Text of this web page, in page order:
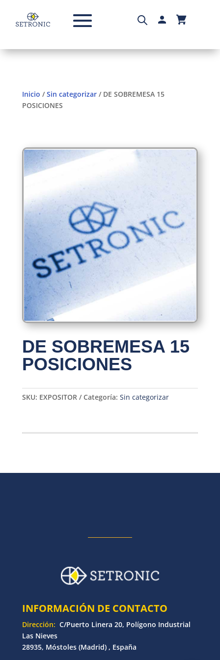
Inicio /Sin categorizar/ DE SOBREMESA 15
POSICIONES
DE SOBREMESA 15
POSICIONES
SKU: EXPOSITOR Categoría: Sin categorizar
INFORMACIÓN DE CONTACTO
Dirección: C/Puerto Linera 20, Polígono Industrial
Las Nieves
28935, Móstoles (Madrid) , España